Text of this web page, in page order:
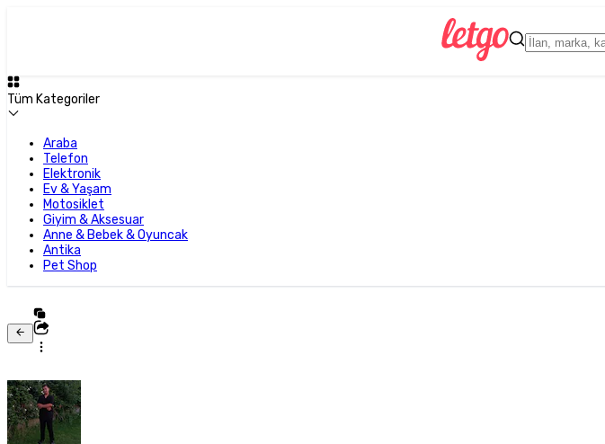
Tüm Kategoriler
Araba
Telefon
Elektronik
Ev & Yaşam
Motosiklet
Giyim & Aksesuar
Anne & Bebek & Oyuncak
Antika
Pet Shop